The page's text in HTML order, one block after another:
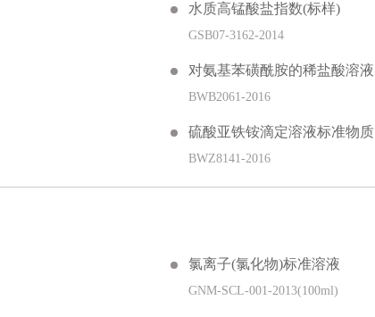
水质高锰酸盐指数(标样)
GSB07-3162-2014
对氨基苯磺酰胺的稀盐酸溶液
BWB2061-2016
硫酸亚铁铵滴定溶液标准物质
BWZ8141-2016
氯离子(氯化物)标准溶液
GNM-SCL-001-2013(100ml)